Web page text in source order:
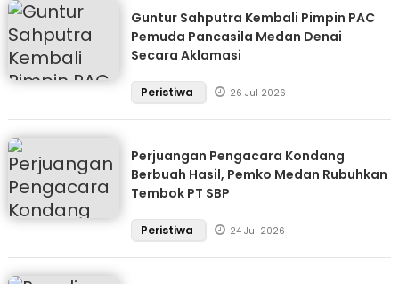
Guntur Sahputra Kembali Pimpin PAC
Pemuda Pancasila Medan Denai
Secara Aklamasi
Peristiwa 26 Jul 2026
Perjuangan Pengacara Kondang
Berbuah Hasil, Pemko Medan Rubuhkan
Tembok PT SBP
Peristiwa 24 Jul 2026